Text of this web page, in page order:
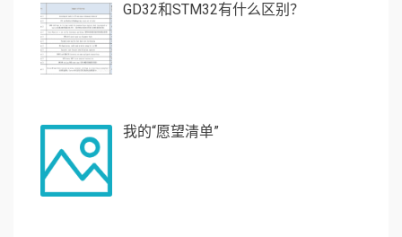
GD32和STM32有什么区别？
我的“愿望清单”